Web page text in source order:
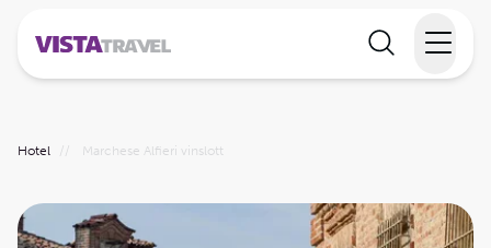
Temareiser
Hotel // Marchese Alfieri vinslott